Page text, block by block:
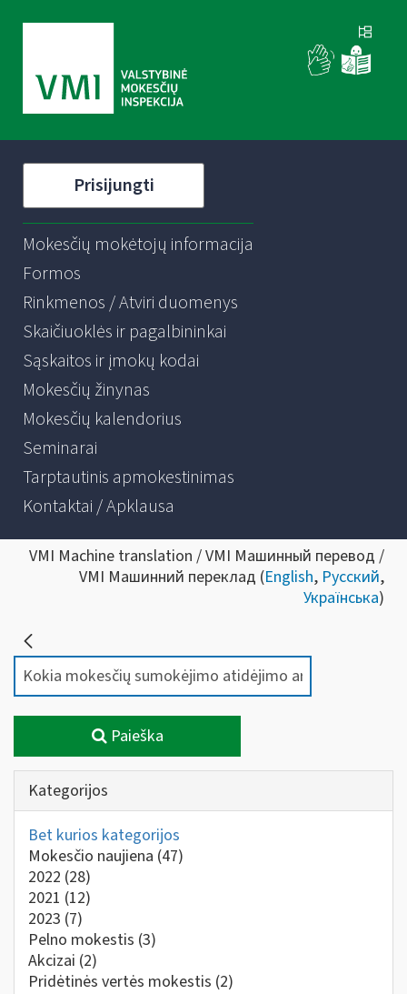
Prisijungti
Mokesčių mokėtojų informacija
Formos
Rinkmenos / Atviri duomenys
Skaičiuoklės ir pagalbininkai
Sąskaitos ir įmokų kodai
Mokesčių žinynas
Mokesčių kalendorius
Seminarai
Tarptautinis apmokestinimas
Kontaktai / Apklausa
VMI Machine translation / VMI Машинный перевод /
VMI Машинний переклад (English, Русский,
Українська)
Paieška
Kategorijos
Bet kurios kategorijos
Mokesčio naujiena (47)
2022 (28)
2021 (12)
2023 (7)
Pelno mokestis (3)
Akcizai (2)
Pridėtinės vertės mokestis (2)